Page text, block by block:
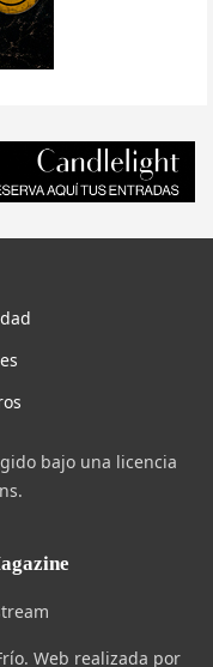
bajo una licencia
Web realizada por